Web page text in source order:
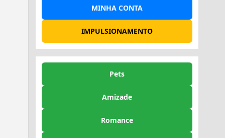
MINHA CONTA
IMPULSIONAMENTO
Pets
Amizade
Romance